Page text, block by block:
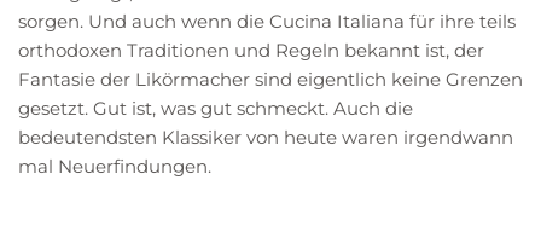
sorgen. Und auch wenn die Cucina Italiana für ihre teils
orthodoxen Traditionen und Regeln bekannt ist, der
Fantasie der Likörmacher sind eigentlich keine Grenzen
gesetzt. Gut ist, was gut schmeckt. Auch die
bedeutendsten Klassiker von heute waren irgendwann
mal Neuerfindungen.